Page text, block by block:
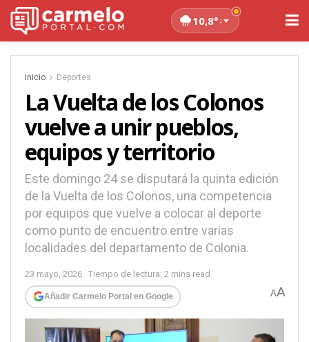
10,8°↓
Inicio Deportes
La Vuelta de los Colonos
vuelve a unir pueblos,
equipos y territorio
Este domingo 24 se disputará la quinta edición
de la Vuelta de los Colonos, una competencia
por equipos que vuelve a colocar al deporte
como punto de encuentro entre varias
localidades del departamento de Colonia.
23 mayo, 2026 Tiempo de lectura: 2 mins read
Añadir Carmelo Portal en Google AA